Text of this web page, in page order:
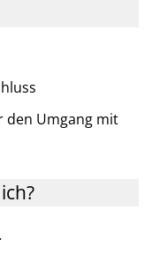
den Umgang mit